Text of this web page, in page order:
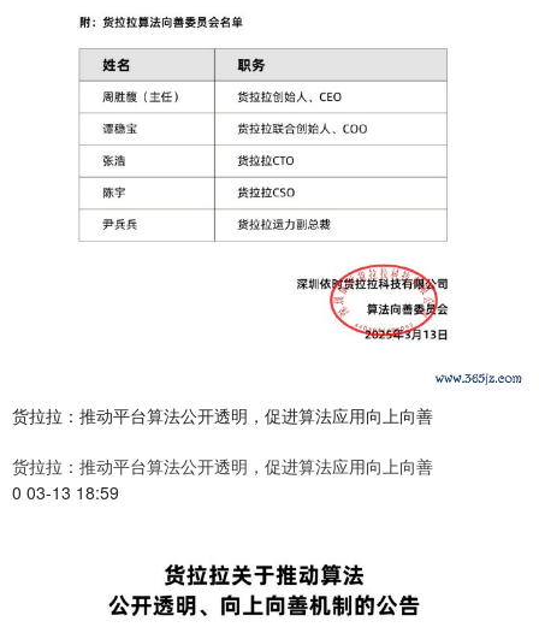
货拉拉：推动平台算法公开透明，促进算法应用向上向善
货拉拉：推动平台算法公开透明，促进算法应用向上向善
0 03-13 18:59